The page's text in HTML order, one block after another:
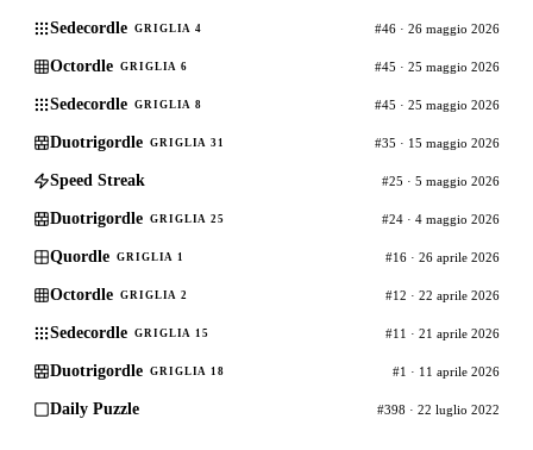
Sedecordle GRIGLIA 4 #46 · 26 maggio 2026
Octordle GRIGLIA 6 #45 · 25 maggio 2026
Sedecordle GRIGLIA 8 #45 · 25 maggio 2026
Duotrigordle GRIGLIA 31 #35 · 15 maggio 2026
Speed Streak #25 · 5 maggio 2026
Duotrigordle GRIGLIA 25 #24 · 4 maggio 2026
Quordle GRIGLIA 1 #16 · 26 aprile 2026
Octordle GRIGLIA 2 #12 · 22 aprile 2026
Sedecordle GRIGLIA 15 #11 · 21 aprile 2026
Duotrigordle GRIGLIA 18 #1 · 11 aprile 2026
Daily Puzzle #398 · 22 luglio 2022